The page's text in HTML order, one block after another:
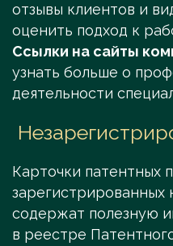
отзывы клиентов и
оценить подход к
Ссылки на сайты
узнать больше о
деятельности
Карточки патентных
зарегистрированных
содержат полезную
в реестре